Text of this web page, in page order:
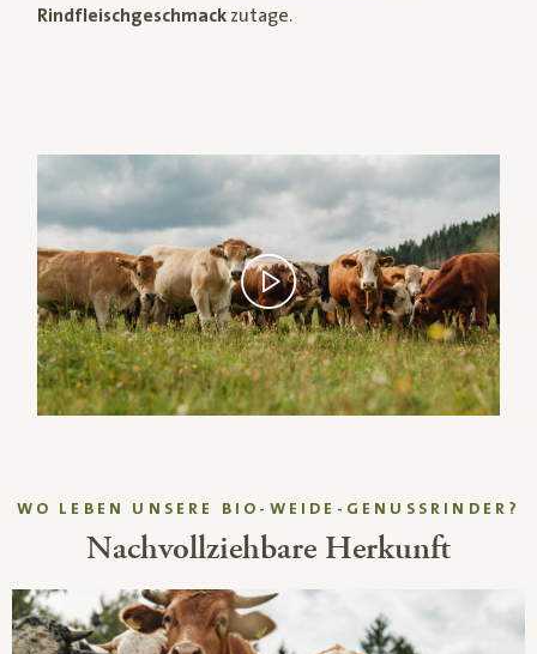
Rindfleischgeschmack zutage.
WO LEBEN UNSERE BIO-WEIDE-GENUSSRINDER?
Nachvollziehbare Herkunft